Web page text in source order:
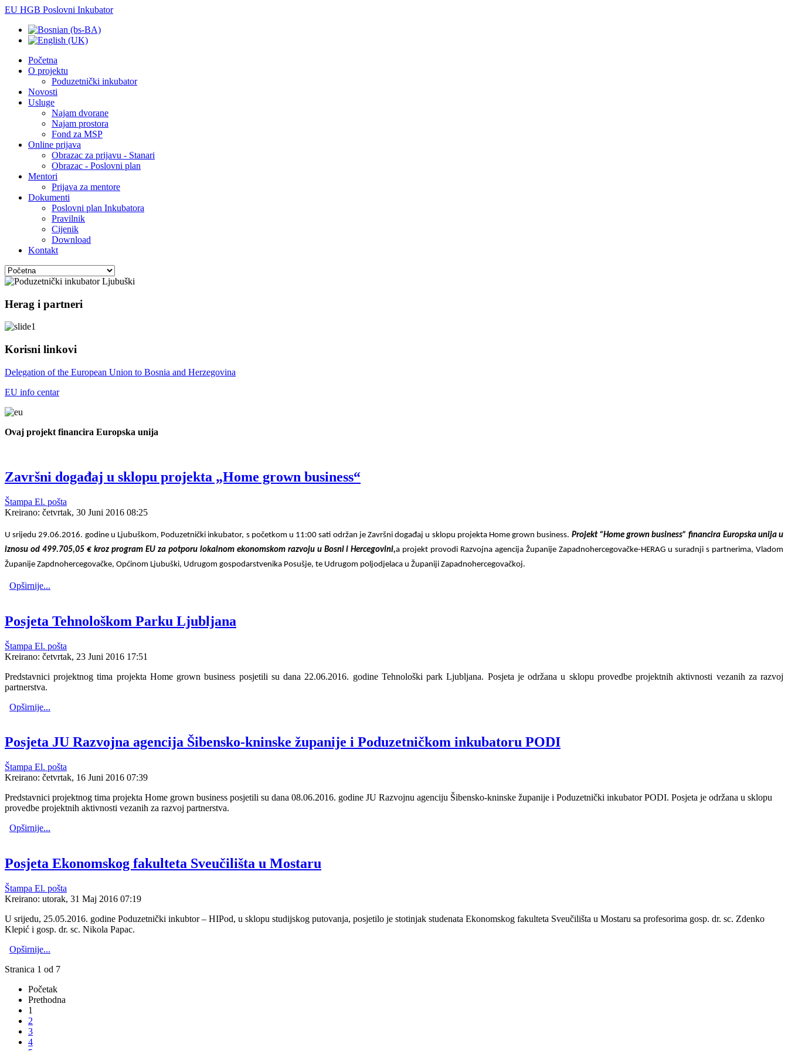
EU HGB Poslovni Inkubator
Početna
O projektu
Poduzetnički inkubator
Novosti
Usluge
Najam dvorane
Najam prostora
Fond za MSP
Online prijava
Obrazac za prijavu - Stanari
Obrazac - Poslovni plan
Mentori
Prijava za mentore
Dokumenti
Poslovni plan Inkubatora
Pravilnik
Cijenik
Download
Kontakt
Herag i partneri
Korisni linkovi
Delegation of the European Union to Bosnia and Herzegovina
EU info centar
Ovaj projekt financira Europska unija
Završni događaj u sklopu projekta „Home grown business“
Štampa El. pošta
Kreirano: četvrtak, 30 Juni 2016 08:25
U srijedu 29.06.2016. godine u Ljubuškom, Poduzetnički inkubator, s početkom u 11:00 sati održan je Završni događaj u sklopu projekta Home grown business. Projekt “Home grown business” financira Europska unija u
iznosu od 499.705,05 € kroz program EU za potporu lokalnom ekonomskom razvoju u Bosni i Hercegovini,a projekt provodi Razvojna agencija Županije Zapadnohercegovačke-HERAG u suradnji s partnerima, Vladom
Županije Zapdnohercegovačke, Općinom Ljubuški, Udrugom gospodarstvenika Posušje, te Udrugom poljodjelaca u Županiji Zapadnohercegovačkoj.
Opširnije...
Posjeta Tehnološkom Parku Ljubljana
Štampa El. pošta
Kreirano: četvrtak, 23 Juni 2016 17:51
Predstavnici projektnog tima projekta Home grown business posjetili su dana 22.06.2016. godine Tehnološki park Ljubljana. Posjeta je održana u sklopu provedbe projektnih aktivnosti vezanih za razvoj
partnerstva.
Opširnije...
Posjeta JU Razvojna agencija Šibensko-kninske županije i Poduzetničkom inkubatoru PODI
Štampa El. pošta
Kreirano: četvrtak, 16 Juni 2016 07:39
Predstavnici projektnog tima projekta Home grown business posjetili su dana 08.06.2016. godine JU Razvojnu agenciju Šibensko-kninske županije i Poduzetnički inkubator PODI. Posjeta je održana u sklopu
provedbe projektnih aktivnosti vezanih za razvoj partnerstva.
Opširnije...
Posjeta Ekonomskog fakulteta Sveučilišta u Mostaru
Štampa El. pošta
Kreirano: utorak, 31 Maj 2016 07:19
U srijedu, 25.05.2016. godine Poduzetnički inkubtor – HIPod, u sklopu studijskog putovanja, posjetilo je stotinjak studenata Ekonomskog fakulteta Sveučilišta u Mostaru sa profesorima gosp. dr. sc. Zdenko
Klepić i gosp. dr. sc. Nikola Papac.
Opširnije...
Stranica 1 od 7
Početak
Prethodna
1
2
3
4